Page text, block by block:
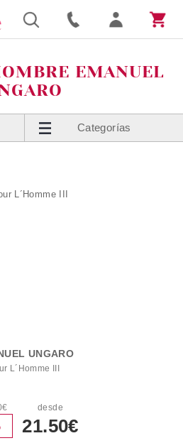
EMANUEL
Categorías
UNGARO
L´Homme III
desde
21.50€